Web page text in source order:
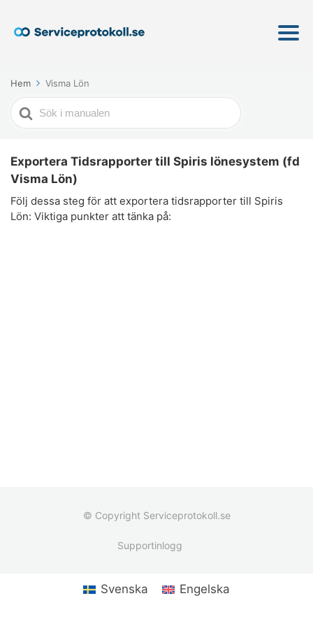
Hem Visma Lön
Söker
efter
Exportera Tidsrapporter till Spiris lönesystem (fd
Visma Lön)
Följ dessa steg för att exportera tidsrapporter till Spiris
Lön: Viktiga punkter att tänka på:
© Copyright Serviceprotokoll.se
Supportinlogg
Svenska Engelska